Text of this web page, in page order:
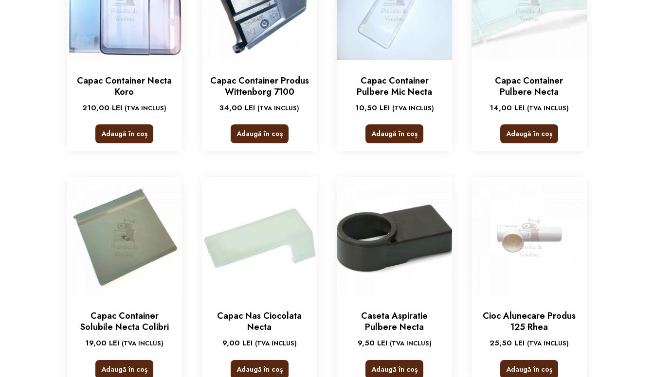
Capac Container Necta
Koro
210,00 LEI (TVA INCLUS)
Adaugă în coș
Capac Container Produs
Wittenborg 7100
34,00 LEI (TVA INCLUS)
Adaugă în coș
Capac Container
Pulbere Mic Necta
10,50 LEI (TVA INCLUS)
Adaugă în coș
Capac Container
Pulbere Necta
14,00 LEI (TVA INCLUS)
Adaugă în coș
Capac Container
Solubile Necta Colibri
19,00 LEI (TVA INCLUS)
Adaugă în coș
Capac Nas Ciocolata
Necta
9,00 LEI (TVA INCLUS)
Adaugă în coș
Caseta Aspiratie
Pulbere Necta
9,50 LEI (TVA INCLUS)
Adaugă în coș
Cioc Alunecare Produs
125 Rhea
25,50 LEI (TVA INCLUS)
Adaugă în coș